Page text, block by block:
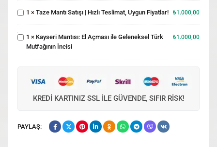
Teslimat,
Uygun
Fiyatlar!
1 × Taze Mantı Satışı | Hızlı Teslimat, Uygun Fiyatlar! ₺1.000,00
Mantısı: El
Geleneksel
Türk
Mutfağının
İncisi
1 × Kayseri Mantısı: El Açması ile Geleneksel Türk
Mutfağının İncisi
₺1.000,00
KREDI KARTINIZ SSL ILE GÜVENDE, SIFIR RISK!
PAYLAŞ: